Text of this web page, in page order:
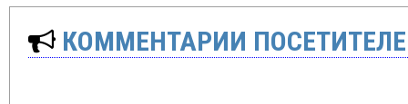
КОММЕНТАРИИ